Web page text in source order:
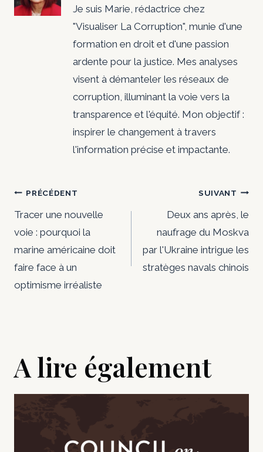
Je suis Marie, rédactrice chez
"Visualiser La Corruption", munie d'une
formation en droit et d'une passion
ardente pour la justice. Mes analyses
visent à démanteler les réseaux de
corruption, illuminant la voie vers la
transparence et l'équité. Mon objectif :
inspirer le changement à travers
l'information précise et impactante.
Navigation
de
l’article
PRÉCÉDENT
Tracer une nouvelle
voie : pourquoi la
marine américaine doit
faire face à un
optimisme irréaliste
SUIVANT
Deux ans après, le
naufrage du Moskva
par l'Ukraine intrigue les
stratèges navals chinois
A lire également